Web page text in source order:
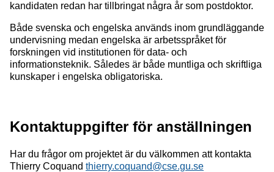
kandidaten redan har tillbringat några år som postdoktor.
Både svenska och engelska används inom grundläggande
undervisning medan engelska är arbetsspråket för
forskningen vid institutionen för data- och
informationsteknik. Således är både muntliga och skriftliga
kunskaper i engelska obligatoriska.
Kontaktuppgifter för anställningen
Har du frågor om projektet är du välkommen att kontakta
Thierry Coquand thierry.coquand@cse.gu.se